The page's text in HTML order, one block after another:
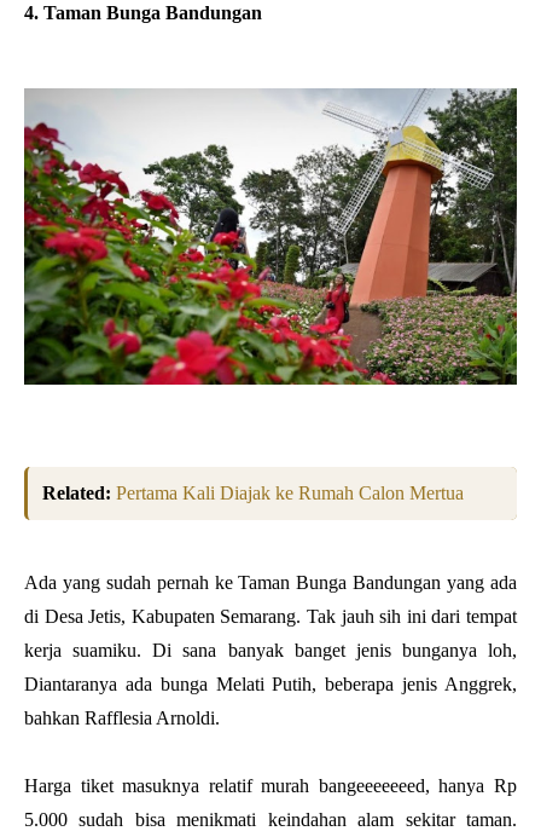
4. Taman Bunga Bandungan
Related: Pertama Kali Diajak ke Rumah Calon Mertua
Ada yang sudah pernah ke Taman Bunga Bandungan yang ada
di Desa Jetis, Kabupaten Semarang. Tak jauh sih ini dari tempat
kerja suamiku. Di sana banyak banget jenis bunganya loh,
Diantaranya ada bunga Melati Putih, beberapa jenis Anggrek,
bahkan Rafflesia Arnoldi.
Harga tiket masuknya relatif murah bangeeeeeeed, hanya Rp
5.000 sudah bisa menikmati keindahan alam sekitar taman.